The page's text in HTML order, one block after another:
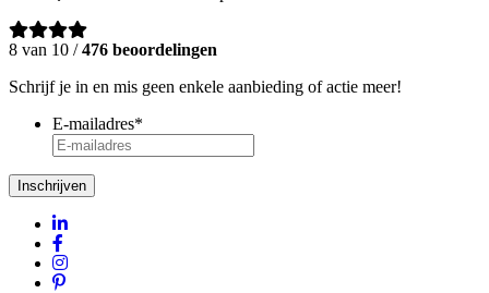
8 van 10 /476 beoordelingen
Schrijf je in en mis geen enkele aanbieding of actie meer!
E-mailadres*
Inschrijven